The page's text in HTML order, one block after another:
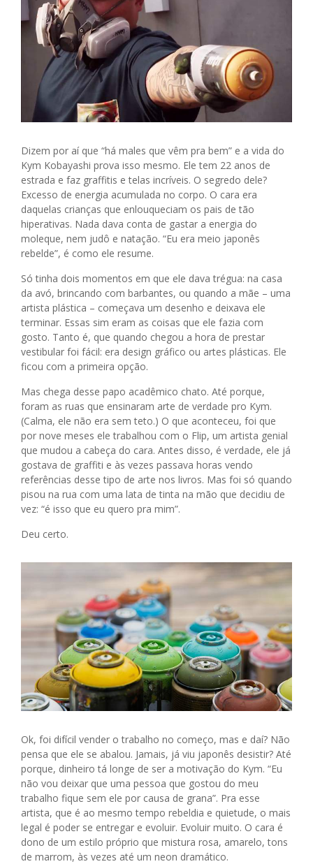
Dizem por aí que “há males que vêm pra bem” e a vida do
Kym Kobayashi prova isso mesmo. Ele tem 22 anos de
estrada e faz graffitis e telas incríveis. O segredo dele?
Excesso de energia acumulada no corpo. O cara era
daquelas crianças que enlouqueciam os pais de tão
hiperativas. Nada dava conta de gastar a energia do
moleque, nem judô e natação. “Eu era meio japonês
rebelde”, é como ele resume.
Só tinha dois momentos em que ele dava trégua: na casa
da avó, brincando com barbantes, ou quando a mãe – uma
artista plástica – começava um desenho e deixava ele
terminar. Essas sim eram as coisas que ele fazia com
gosto. Tanto é, que quando chegou a hora de prestar
vestibular foi fácil: era design gráfico ou artes plásticas. Ele
ficou com a primeira opção.
Mas chega desse papo acadêmico chato. Até porque,
foram as ruas que ensinaram arte de verdade pro Kym.
(Calma, ele não era sem teto.) O que aconteceu, foi que
por nove meses ele trabalhou com o Flip, um artista genial
que mudou a cabeça do cara. Antes disso, é verdade, ele já
gostava de graffiti e às vezes passava horas vendo
referências desse tipo de arte nos livros. Mas foi só quando
pisou na rua com uma lata de tinta na mão que decidiu de
vez: “é isso que eu quero pra mim”.
Deu certo.
Ok, foi difícil vender o trabalho no começo, mas e daí? Não
pensa que ele se abalou. Jamais, já viu japonês desistir? Até
porque, dinheiro tá longe de ser a motivação do Kym. “Eu
não vou deixar que uma pessoa que gostou do meu
trabalho fique sem ele por causa de grana”. Pra esse
artista, que é ao mesmo tempo rebeldia e quietude, o mais
legal é poder se entregar e evoluir. Evoluir muito. O cara é
dono de um estilo próprio que mistura rosa, amarelo, tons
de marrom, às vezes até um neon dramático.